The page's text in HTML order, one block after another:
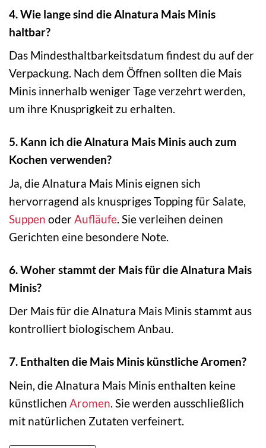
4. Wie lange sind die Alnatura Mais Minis
haltbar?
Das Mindesthaltbarkeitsdatum findest du auf der
Verpackung. Nach dem Öffnen sollten die Mais
Minis innerhalb weniger Tage verzehrt werden,
um ihre Knusprigkeit zu erhalten.
5. Kann ich die Alnatura Mais Minis auch zum
Kochen verwenden?
Ja, die Alnatura Mais Minis eignen sich
hervorragend als knuspriges Topping für Salate,
Suppen oderAufläufe. Sie verleihen deinen
Gerichten eine besondere Note.
6. Woher stammt der Mais für die Alnatura Mais
Minis?
Der Mais für die Alnatura Mais Minis stammt aus
kontrolliert biologischem Anbau.
7. Enthalten die Mais Minis künstliche Aromen?
Nein, die Alnatura Mais Minis enthalten keine
künstlichen Aromen. Sie werden ausschließlich
mit natürlichen Zutaten verfeinert.